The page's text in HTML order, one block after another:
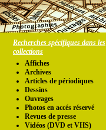
Recherches spécifiques dans les
collections
Affiches
Archives
Articles de périodiques
Dessins
Ouvrages
Photos en accés réservé
Revues de presse
Vidéos (DVD et VHS)